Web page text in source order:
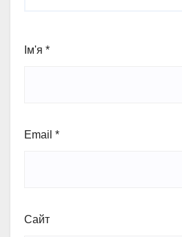
Ім'я *
Email *
Сайт